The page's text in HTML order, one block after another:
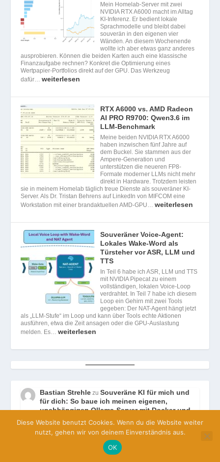
Mein Homelab-Server mit zwei
NVIDIA RTX A6000 macht im Alltag
KI-Inferenz. Er bedient lokale
Sprachmodelle und bleibt dabei
souverän in den eigenen vier
Wänden. An diesem Wochenende
wollte ich aber etwas ganz anderes
ausprobieren. Können die beiden Karten auch eine klassische
Finanzaufgabe rechnen? Konkret die Optimierung eines
Wertpapier-Portfolios direkt auf der GPU. Das Werkzeug
dafür…weiterlesen
RTX A6000 vs. AMD Radeon
AI PRO R9700: Qwen3.6 im
LLM-Benchmark
Meine beiden NVIDIA RTX A6000
haben inzwischen fünf Jahre auf
dem Buckel. Sie stammen aus der
Ampere-Generation und
unterstützen die neueren FP8-
Formate moderner LLMs nicht mehr
direkt in Hardware. Trotzdem leisten
sie in meinem Homelab täglich treue Dienste als souveräner KI-
Server. Als Dr. Tristan Behrens auf LinkedIn von MIFCOM eine
Workstation mit einer brandaktuellen AMD-GPU…weiterlesen
Souveräner Voice-Agent:
Lokales Wake-Word als
Türsteher vor ASR, LLM und
TTS
In Teil 6 habe ich ASR, LLM und TTS
mit NVIDIA Pipecat zu einem
vollständigen, lokalen Voice-Loop
verdrahtet. In Teil 7 habe ich diesem
Loop ein Gehirn mit zwei Tools
gegeben: Der NAT-Agent hängt jetzt
als „LLM-Stufe“ im Loop und kann über Tools echte Aktionen
ausführen, etwa die Zeit ansagen oder die GPU-Auslastung
melden. Es…weiterlesen
Bastian Strehle zuSouveräne KI für mich und
für dich: So baue ich meinen eigenen,
unabhängigen Ollama-Server mit Docker und
NVIDIA GPU-Power
Oktober 4, 2025
Ein toller Guide der leicht zugänglich und verständlich ist. Perfekt
für ein kleines Side-Project geeignet. Aktuell half mir noch mein…
Diese Website benutzt Cookies. Wenn du die Website weiter
nutzt, gehen wir von deinem Einverständnis aus.
OK